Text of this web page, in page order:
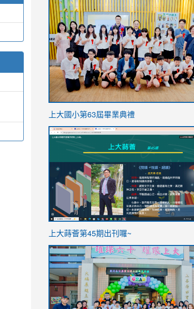
link
https://sites.google.com/stes.tyc.edu.tw/
上大國小第63屆畢業典禮
link
ink
https://sites.google.com/stes.tyc.edu.tw/
link
https://sites.google.com/stes.tyc.edu.tw/
上大蒔薈第45期出刊囉~